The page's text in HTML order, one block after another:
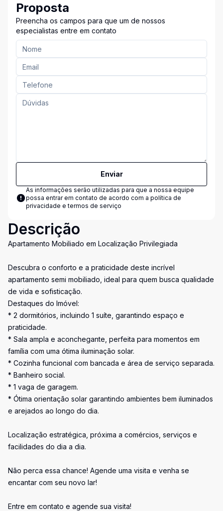
Proposta
Preencha os campos para que um de nossos
especialistas entre em contato
Enviar
As informações serão utilizadas para que a nossa equipe
possa entrar em contato de acordo com a política de
privacidade e termos de serviço
Descrição
Apartamento Mobiliado em Localização Privilegiada
Descubra o conforto e a praticidade deste incrível
apartamento semi mobiliado, ideal para quem busca qualidade
de vida e sofisticação.
Destaques do Imóvel:
* 2 dormitórios, incluindo 1 suíte, garantindo espaço e
praticidade.
* Sala ampla e aconchegante, perfeita para momentos em
família com uma ótima iluminação solar.
* Cozinha funcional com bancada e área de serviço separada.
* Banheiro social.
* 1 vaga de garagem.
* Ótima orientação solar garantindo ambientes bem iluminados
e arejados ao longo do dia.
Localização estratégica, próxima a comércios, serviços e
facilidades do dia a dia.
Não perca essa chance! Agende uma visita e venha se
encantar com seu novo lar!
Entre em contato e agende sua visita!